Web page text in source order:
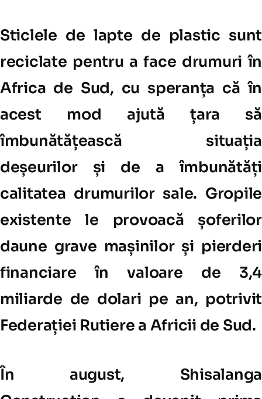
Sticlele de lapte de plastic sunt
reciclate pentru a face drumuri în
Africa de Sud, cu speranța că în
acest mod ajută țara să
îmbunătățească situația
deșeurilor și de a îmbunătăți
calitatea drumurilor sale. Gropile
existente le provoacă șoferilor
daune grave mașinilor și pierderi
financiare în valoare de 3,4
miliarde de dolari pe an, potrivit
Federației Rutiere a Africii de Sud.
În august, Shisalanga